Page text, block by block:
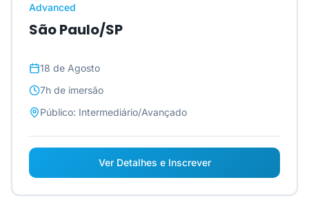
Advanced
São Paulo/SP
18 de Agosto
7h de imersão
Público: Intermediário/Avançado
Ver Detalhes e Inscrever